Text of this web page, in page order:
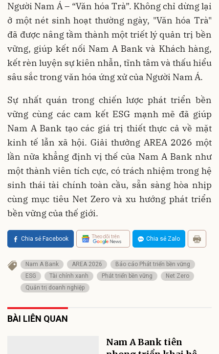
Người Nam Á – “Văn hóa Trà”. Không chỉ dừng lại
ở một nét sinh hoạt thường ngày, "Văn hóa Trà"
đã được nâng tầm thành một triết lý quản trị bền
vững, giúp kết nối Nam A Bank và Khách hàng,
kết rèn luyện sự kiên nhẫn, tĩnh tâm và thấu hiểu
sâu sắc trong văn hóa ứng xử của Người Nam Á.
Sự nhất quán trong chiến lược phát triển bền
vững cùng các cam kết ESG mạnh mẽ đã giúp
Nam A Bank tạo các giá trị thiết thực cả về mặt
kinh tế lẫn xã hội. Giải thưởng AREA 2026 một
lần nữa khẳng định vị thế của Nam A Bank như
một thành viên tích cực, có trách nhiệm trong hệ
sinh thái tài chính toàn cầu, sẵn sàng hòa nhịp
cùng mục tiêu Net Zero và xu hướng phát triển
bền vững của thế giới.
Chia sẻ Facebook Theo dõi trên Chia sẻ Zalo
Nam A Bank AREA 2026
Báo cáo Phát triển bền vững
ESG
Tài chính xanh Phát triển bền vững
Net Zero
Quản trị doanh nghiệp
BÀI LIÊN QUAN
Nam A Bank tiên